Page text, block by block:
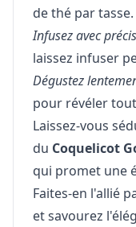
de thé par tasse.
Infusez avec
laissez infuser
Dégustez
pour révéler
Laissez-vous
du Coquelicot
qui promet une
Faites-en l'allié
et savourez